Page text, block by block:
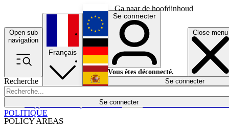
Ga naar de hoofdinhoud
Open sub
navigation
Close menu
Recherche
Se connecter
POLICY AREAS
Économie
Français
English
Deutsch
Español
Se connecter
Vous êtes déconnecté.
Se connecter
POLITIQUE